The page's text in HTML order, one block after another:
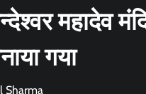
महादेव
गया
Sharma